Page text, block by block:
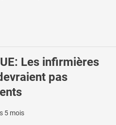
Les infirmières
pas
5 mois